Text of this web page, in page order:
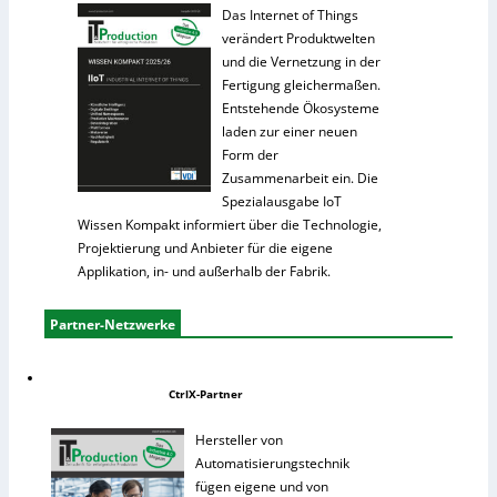
Das Internet of Things
verändert Produktwelten
und die Vernetzung in der
Fertigung gleichermaßen.
Entstehende Ökosysteme
laden zur einer neuen
Form der
Zusammenarbeit ein. Die
Spezialausgabe IoT
Wissen Kompakt informiert über die Technologie,
Projektierung und Anbieter für die eigene
Applikation, in- und außerhalb der Fabrik.
Partner-Netzwerke
CtrlX-Partner
Hersteller von
Automatisierungstechnik
fügen eigene und von